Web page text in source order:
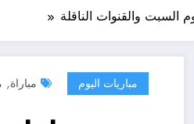
السبت والقنوات الناقلة
مباريات اليوم مباراة,